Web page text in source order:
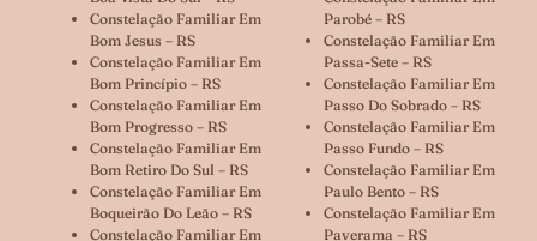
Constelação Familiar Em
Bom Jesus – RS
Constelação Familiar Em
Bom Princípio – RS
Constelação Familiar Em
Bom Progresso – RS
Constelação Familiar Em
Bom Retiro Do Sul – RS
Constelação Familiar Em
Boqueirão Do Leão – RS
Constelação Familiar Em
Parobé – RS
Constelação Familiar Em
Passa-Sete – RS
Constelação Familiar Em
Passo Do Sobrado – RS
Constelação Familiar Em
Passo Fundo – RS
Constelação Familiar Em
Paulo Bento – RS
Constelação Familiar Em
Paverama – RS